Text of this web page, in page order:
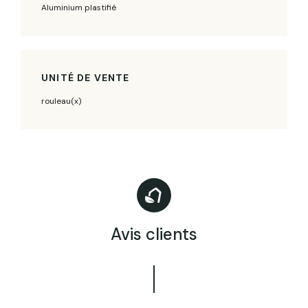
Aluminium plastifié
UNITÉ DE VENTE
rouleau(x)
Avis clients